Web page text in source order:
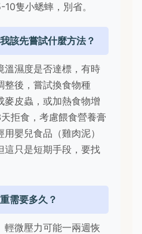
隻小蟋蟀，別省。
該先嘗試什麼方法？
溫濕度是否達標，有時
整後，嘗試換食物種
麥皮蟲，或加熱食物增
拒食，考慮餵食營養膏
嬰兒食品（雞肉泥）
這只是短期手段，要找
需要多久？
輕微壓力可能一兩週恢